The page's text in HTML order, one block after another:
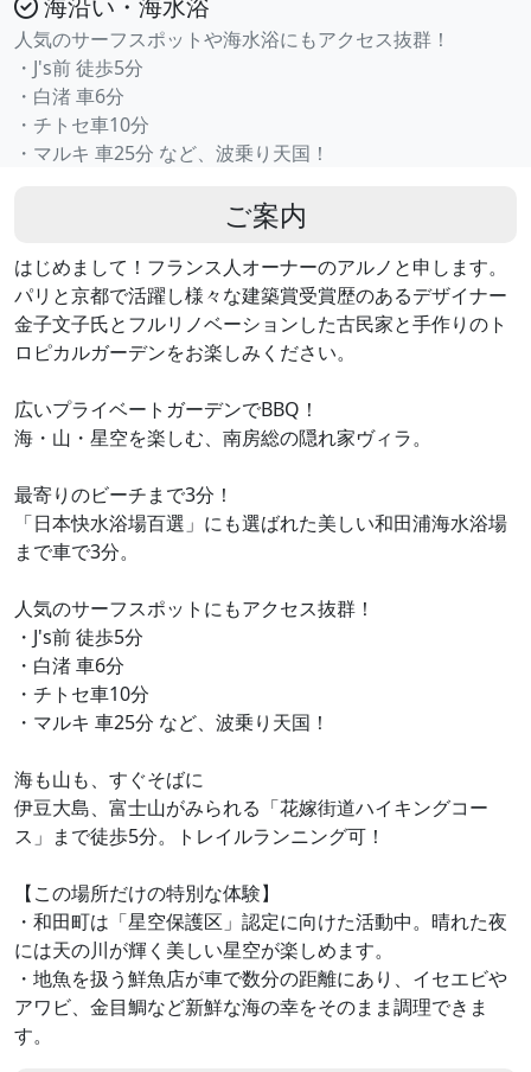
海沿い・海水浴
人気のサーフスポットや海水浴にもアクセス抜群！
・J's前 徒歩5分
・白渚 車6分
・チトセ車10分
・マルキ 車25分 など、波乗り天国！
ご案内
はじめまして！フランス人オーナーのアルノと申します。
パリと京都で活躍し様々な建築賞受賞歴のあるデザイナー
金子文子氏とフルリノベーションした古民家と手作りのト
ロピカルガーデンをお楽しみください。
広いプライベートガーデンでBBQ！
海・山・星空を楽しむ、南房総の隠れ家ヴィラ。
最寄りのビーチまで3分！
「日本快水浴場百選」にも選ばれた美しい和田浦海水浴場
まで車で3分。
人気のサーフスポットにもアクセス抜群！
・J's前 徒歩5分
・白渚 車6分
・チトセ車10分
・マルキ 車25分 など、波乗り天国！
海も山も、すぐそばに
伊豆大島、富士山がみられる「花嫁街道ハイキングコー
ス」まで徒歩5分。トレイルランニング可！
【この場所だけの特別な体験】
・和田町は「星空保護区」認定に向けた活動中。晴れた夜
には天の川が輝く美しい星空が楽しめます。
・地魚を扱う鮮魚店が車で数分の距離にあり、イセエビや
アワビ、金目鯛など新鮮な海の幸をそのまま調理できま
す。